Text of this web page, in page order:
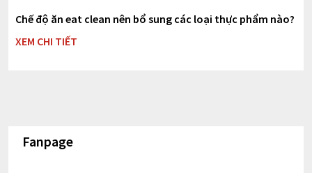
Chế độ ăn eat clean nên bổ sung các loại thực phẩm nào?
XEM CHI TIẾT
Fanpage